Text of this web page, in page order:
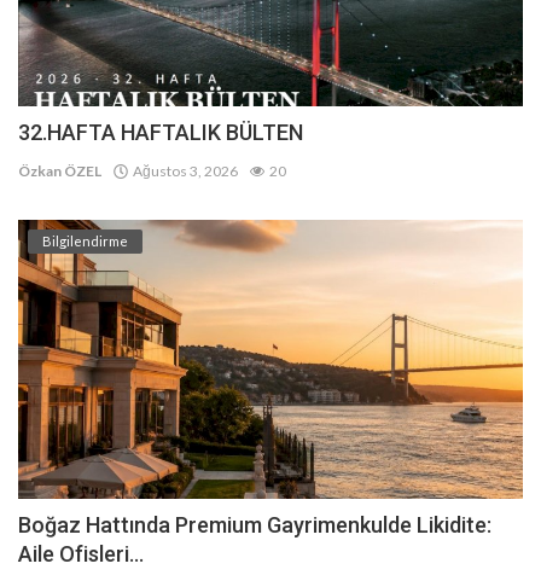
32.HAFTA HAFTALIK BÜLTEN
Özkan ÖZEL Ağustos 3, 2026 20
Bilgilendirme
Boğaz Hattında Premium Gayrimenkulde Likidite:
Aile Ofisleri...